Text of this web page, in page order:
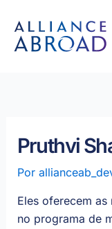
conteúdo
para
Pruthvi
Por
Eles oferecem
no programa de